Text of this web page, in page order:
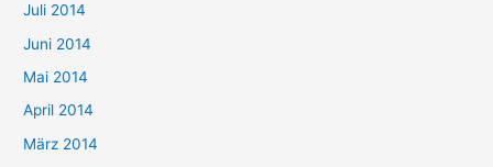
Juli 2014
Juni 2014
Mai 2014
April 2014
März 2014